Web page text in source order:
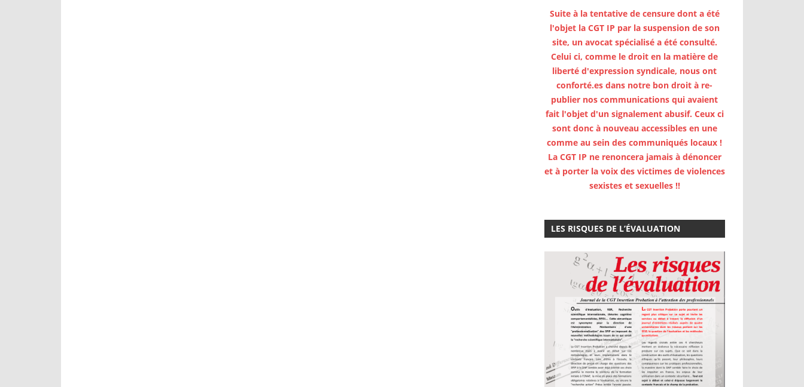
Suite à la tentative de censure dont a été
l'objet la CGT IP par la suspension de son
site, un avocat spécialisé a été consulté.
Celui ci, comme le droit en la matière de
liberté d'expression syndicale, nous ont
conforté.es dans notre bon droit à re-
publier nos communications qui avaient
fait l'objet d'un signalement abusif. Ceux ci
sont donc à nouveau accessibles en une
comme au sein des communiqués locaux !
La CGT IP ne renoncera jamais à dénoncer
et à porter la voix des victimes de violences
sexistes et sexuelles !!
LES RISQUES DE L’ÉVALUATION